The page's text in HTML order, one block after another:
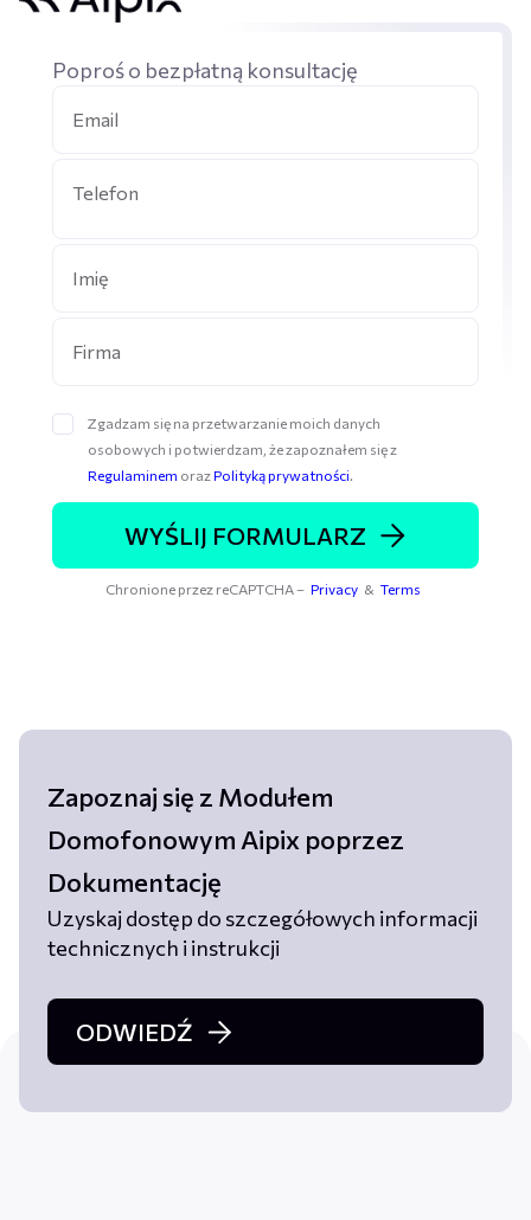
Poproś o bezpłatną konsultację
Zgadzam się na przetwarzanie moich danych
osobowych i potwierdzam, że zapoznałem się z
Regulaminem orazPolityką prywatności.
WYŚLIJ FORMULARZ
Chronione przez reCAPTCHA – Privacy & Terms
Zapoznaj się z Modułem
Domofonowym Aipix poprzez
Dokumentację
Uzyskaj dostęp do szczegółowych informacji
technicznych i instrukcji
ODWIEDŹ